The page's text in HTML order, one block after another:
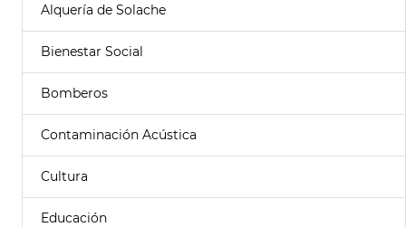
Alquería de Solache
Bienestar Social
Bomberos
Contaminación Acústica
Cultura
Educación